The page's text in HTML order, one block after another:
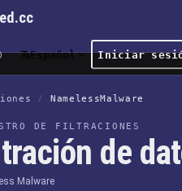
Español Iniciar
/ NamelessMalware
DE FILTRACIONES
de
Malware